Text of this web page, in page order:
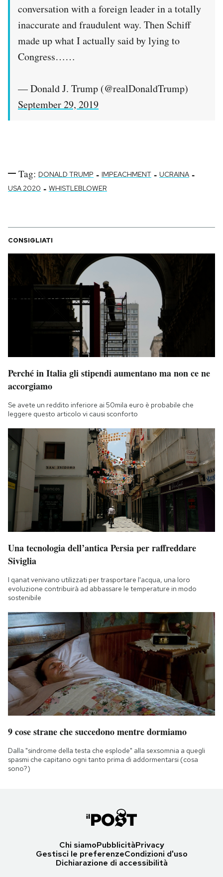
conversation with a foreign leader in a totally
inaccurate and fraudulent way. Then Schiff
made up what I actually said by lying to
Congress……
— Donald J. Trump (@realDonaldTrump)
September 29, 2019
Tag: DONALD TRUMP - IMPEACHMENT - UCRAINA -
USA 2020 - WHISTLEBLOWER
CONSIGLIATI
Perché in Italia gli stipendi aumentano ma non ce ne
accorgiamo
Se avete un reddito inferiore ai 50mila euro è probabile che
leggere questo articolo vi causi sconforto
Una tecnologia dell’antica Persia per raffreddare
Siviglia
I qanat venivano utilizzati per trasportare l'acqua, una loro
evoluzione contribuirà ad abbassare le temperature in modo
sostenibile
9 cose strane che succedono mentre dormiamo
Dalla "sindrome della testa che esplode" alla sexsomnia a quegli
spasmi che capitano ogni tanto prima di addormentarsi (cosa
sono?)
Chi siamoPubblicitàPrivacy
Gestisci le preferenzeCondizioni d'uso
Dichiarazione di accessibilità